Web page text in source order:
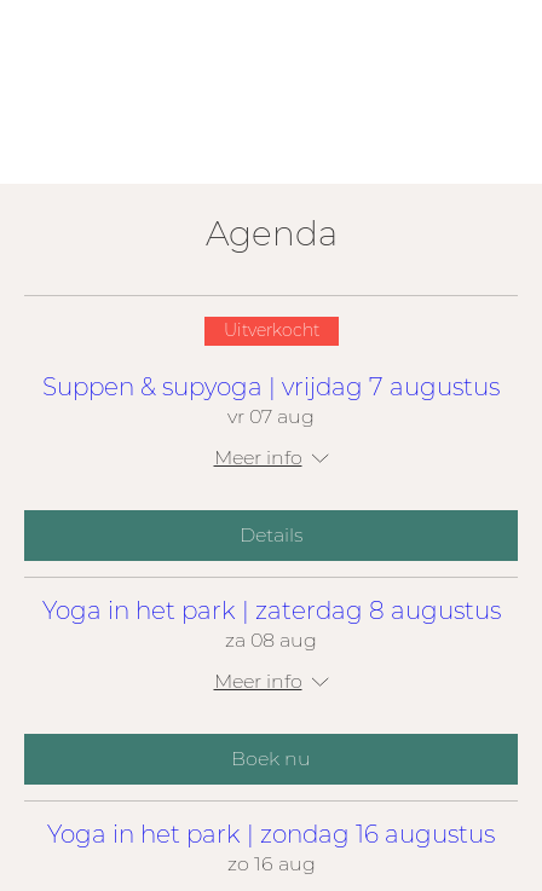
Agenda
Uitverkocht
Suppen & supyoga | vrijdag 7 augustus
vr 07 aug
Meer info
Details
Yoga in het park | zaterdag 8 augustus
za 08 aug
Meer info
Boek nu
Yoga in het park | zondag 16 augustus
zo 16 aug